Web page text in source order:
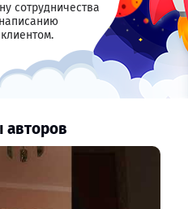
сотрудничества